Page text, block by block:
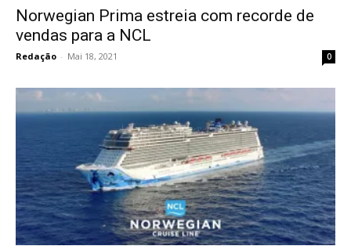
Norwegian Prima estreia com recorde de
vendas para a NCL
Redação - Mai 18, 2021 0